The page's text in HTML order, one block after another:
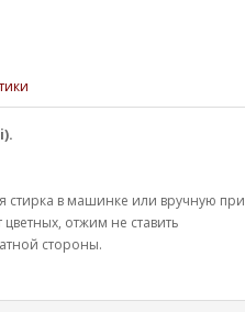
стирка в машинке или вручную при
отжим не ставить
стороны.